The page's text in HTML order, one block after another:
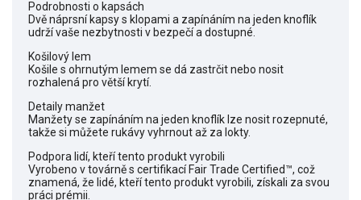
Podrobnosti o kapsách
Dvě náprsní kapsy s klopami a zapínáním na jeden knoflík
udrží vaše nezbytnosti v bezpečí a dostupné.
Košilový lem
Košile s ohrnutým lemem se dá zastrčit nebo nosit
rozhalená pro větší krytí.
Detaily manžet
Manžety se zapínáním na jeden knoflík lze nosit rozepnuté,
takže si můžete rukávy vyhrnout až za lokty.
Podpora lidí, kteří tento produkt vyrobili
Vyrobeno v továrně s certifikací Fair Trade Certified™, což
znamená, že lidé, kteří tento produkt vyrobili, získali za svou
práci prémii.